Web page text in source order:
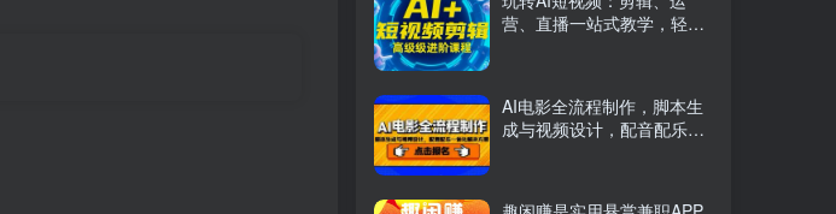
营、直播一站式教学，轻松
AI电影全流程制作，脚本生
成与视频设计，配音配乐一